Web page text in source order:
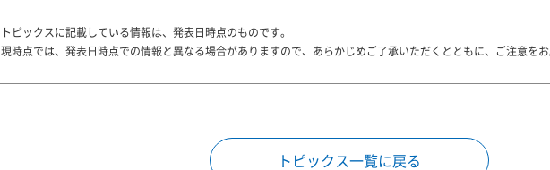
トピックスに記載している情報は、発表日時点のものです。
現時点では、発表日時点での情報と異なる場合がありますので、あらかじめご了承いただくとともに、ご注意をお
トピックス一覧に戻る